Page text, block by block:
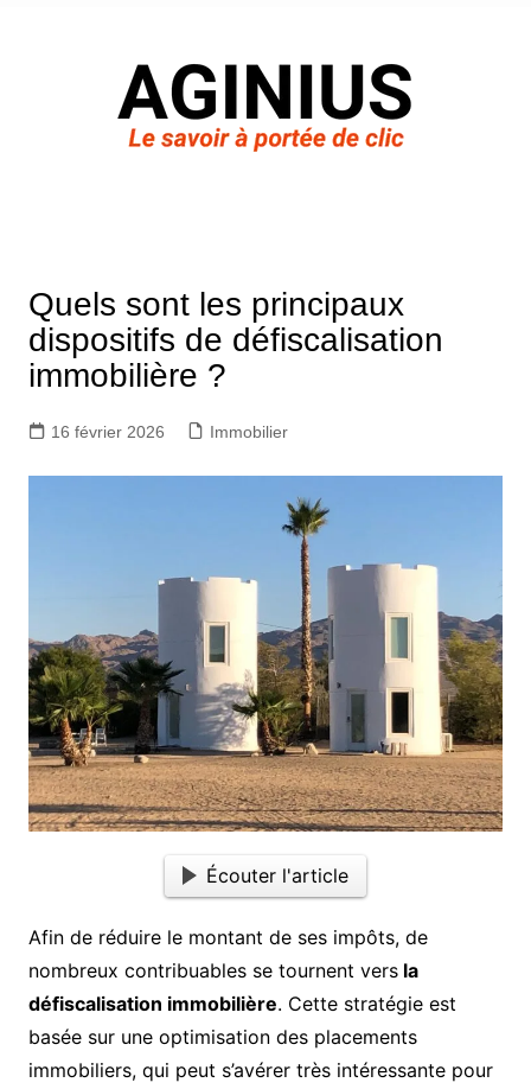
Quels sont les principaux
dispositifs de défiscalisation
immobilière ?
16 février 2026 Immobilier
Écouter l'article
Afin de réduire le montant de ses impôts, de
nombreux contribuables se tournent versla
défiscalisation immobilière. Cette stratégie est
basée sur une optimisation des placements
immobiliers, qui peut s’avérer très intéressante pour